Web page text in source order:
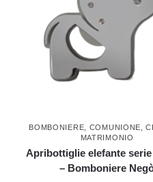
BOMBONIERE COMUNIONE ,
MATRIMONIO
Apribottiglie elefante
– Bomboniere